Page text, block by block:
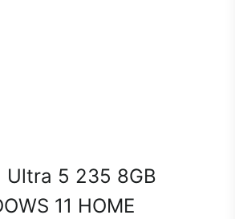
Ultra 5 235 8GB
11 HOME